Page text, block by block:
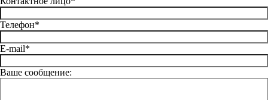
Телефон*
E-mail*
Ваше сообщение: